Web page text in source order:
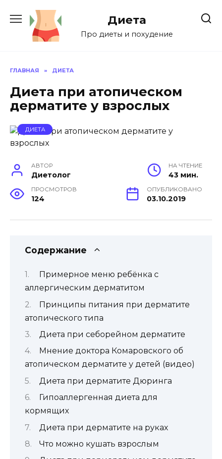
содержанию
Диета
Про диеты и похудение
ГЛАВНАЯ » ДИЕТА
Диета при атопическом
дерматите у взрослых
ДИЕТА
АВТОР
Диетолог
НА ЧТЕНИЕ
43 мин.
ПРОСМОТРОВ
124
ОПУБЛИКОВАНО
03.10.2019
Содержание
Примерное меню ребёнка с
аллергическим дерматитом
Принципы питания при дерматите
атопического типа
Диета при себорейном дерматите
Мнение доктора Комаровского об
атопическом дерматите у детей (видео)
Диета при дерматите Дюринга
Гипоаллергенная диета для
кормящих
Диета при дерматите на руках
Что можно кушать взрослым